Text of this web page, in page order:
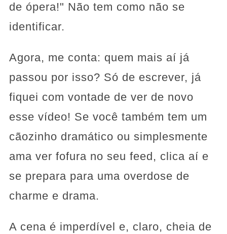
de ópera!" Não tem como não se
identificar.
Agora, me conta: quem mais aí já
passou por isso? Só de escrever, já
fiquei com vontade de ver de novo
esse vídeo! Se você também tem um
cãozinho dramático ou simplesmente
ama ver fofura no seu feed, clica aí e
se prepara para uma overdose de
charme e drama.
A cena é imperdível e, claro, cheia de